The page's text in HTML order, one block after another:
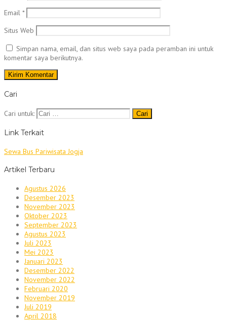
Email *
Situs Web
Simpan nama, email, dan situs web saya pada peramban ini untuk
komentar saya berikutnya.
Cari
Cari untuk:
Link Terkait
Sewa Bus Pariwisata Jogja
Artikel Terbaru
Agustus 2026
Desember 2023
November 2023
Oktober 2023
September 2023
Agustus 2023
Juli 2023
Mei 2023
Januari 2023
Desember 2022
November 2022
Februari 2020
November 2019
Juli 2019
April 2018